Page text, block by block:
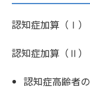
認知症加算（Ⅰ
認知症加算（Ⅱ
認知症高齢者